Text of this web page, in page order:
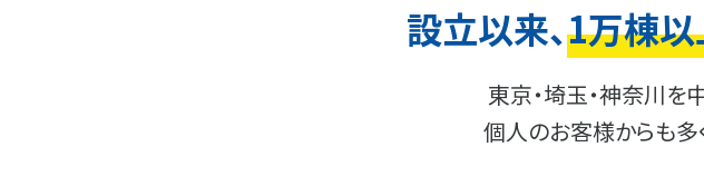
設立以来、1万棟
東京・埼玉・神奈川を
個人のお客様からも多